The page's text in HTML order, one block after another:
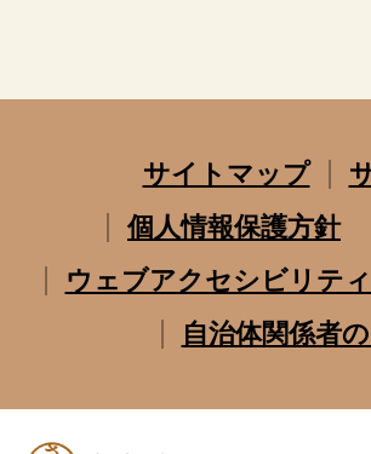
サイトマップ
個人情報保護方針
ウェブアクセシビリテ
自治体関係者